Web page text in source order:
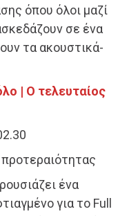
όπου όλοι μαζί
σε ένα
τα ακουστικά-
| Ο τελευταίος
ένα
για το Full